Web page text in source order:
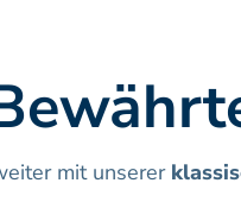
mit unserer